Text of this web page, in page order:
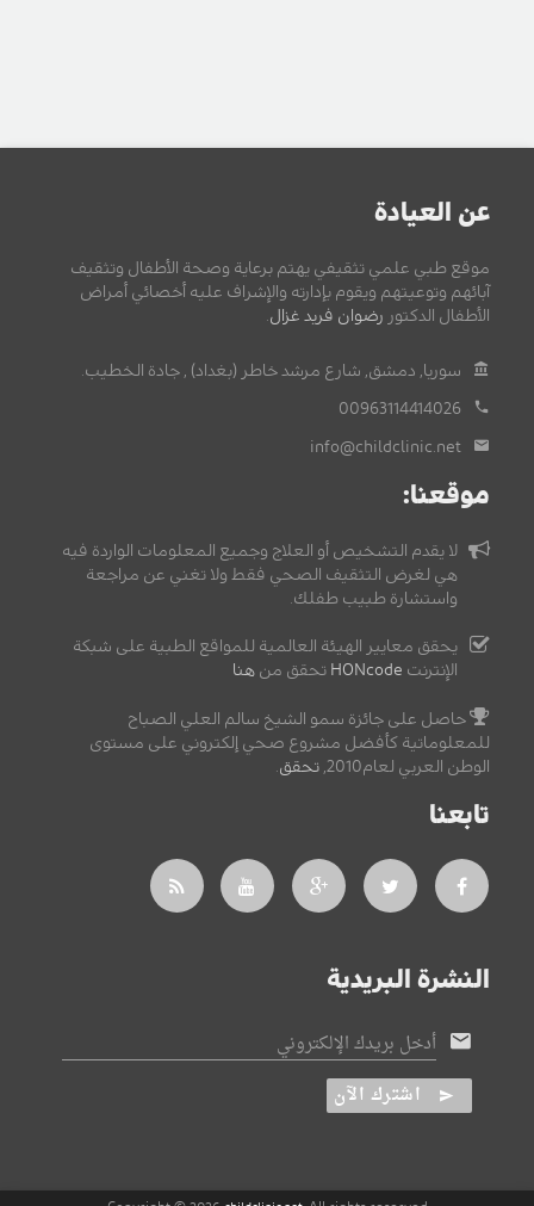
عن العيادة
موقع طبي علمي تثقيفي يهتم برعاية وصحة الأطفال وتثقيف
آبائهم وتوعيتهم ويقوم بإدارته والإشراف عليه أخصائي أمراض
الأطفال الدكتور رضوان فريد غزال
سوريا, دمشق, شارع مرشد خاطر (بغداد) , جادة الخطيب.
00963114414026
info@childclinic.net
موقعنا:
لا يقدم التشخيص أو العلاج وجميع المعلومات الواردة فيه
هي لغرض التثقيف الصحي فقط ولا تغني عن مراجعة
واستشارة طبيب طفلك.
يحقق معايير الهيئة العالمية للمواقع الطبية على شبكة
الإنترنت HONcode تحقق من هنا
حاصل على جائزة سمو الشيخ سالم العلي الصباح
للمعلوماتية كأفضل مشروع صحي إلكتروني على مستوى
الوطن العربي لعام2010,
تحقق
تابعنا
النشرة البريدية
أدخل بريدك الإلكتروني
اشترك الآن